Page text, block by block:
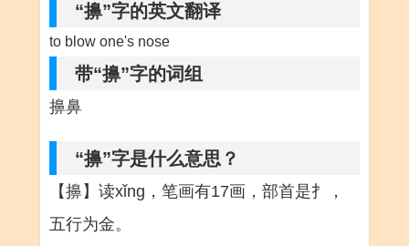
“擤”字的英文翻译
to blow one's nose
带“擤”字的词组
擤鼻
“擤”字是什么意思？
【擤】读xǐng，笔画有17画，部首是扌，
五行为金。